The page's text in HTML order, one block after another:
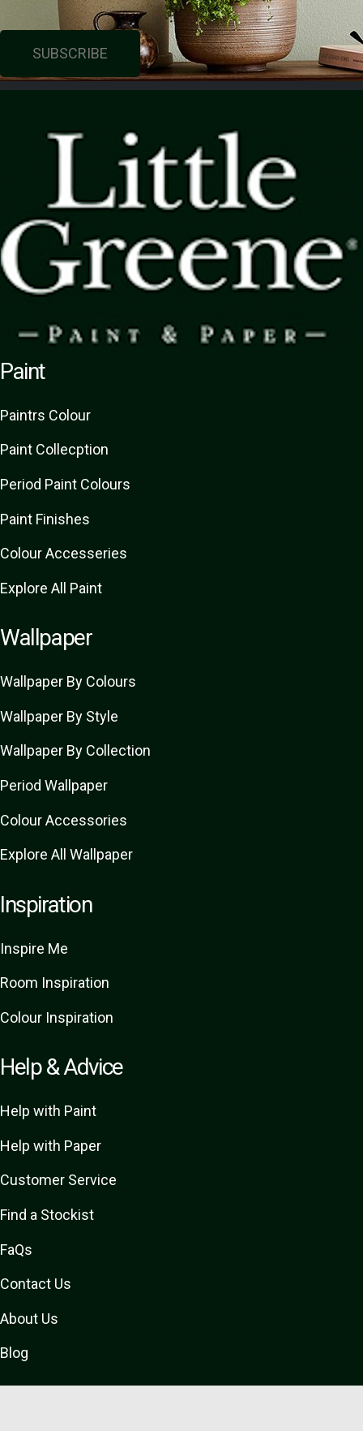
SUBSCRIBE
Paint
Paintrs Colour
Paint Collecption
Period Paint Colours
Paint Finishes
Colour Accesseries
Explore All Paint
Wallpaper
Wallpaper By Colours
Wallpaper By Style
Wallpaper By Collection
Period Wallpaper
Colour Accessories
Explore All Wallpaper
Inspiration
Inspire Me
Room Inspiration
Colour Inspiration
Help & Advice
Help with Paint
Help with Paper
Customer Service
Find a Stockist
FaQs
Contact Us
About Us
Blog